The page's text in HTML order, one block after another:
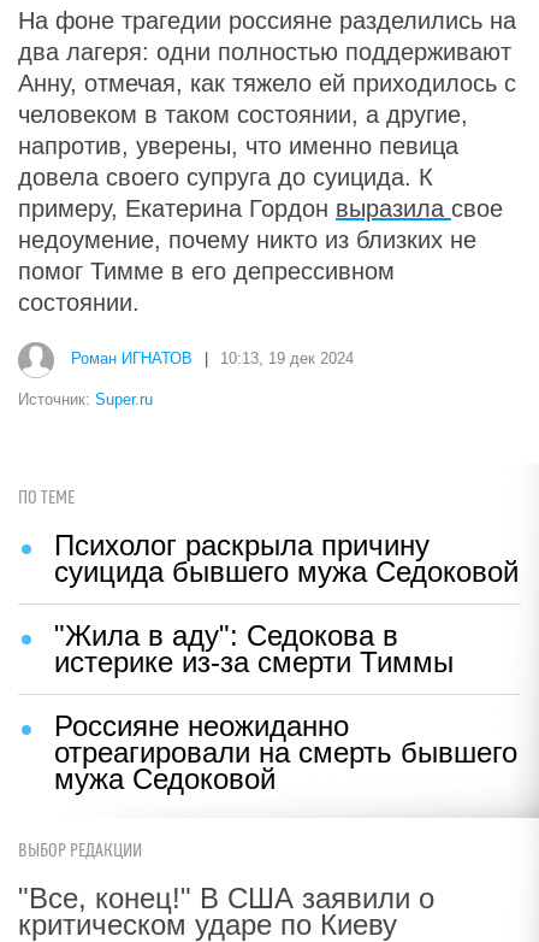
На фоне трагедии россияне разделились на
два лагеря: одни полностью поддерживают
Анну, отмечая, как тяжело ей приходилось с
человеком в таком состоянии, а другие,
напротив, уверены, что именно певица
довела своего супруга до суицида. К
примеру, Екатерина Гордон выразила свое
недоумение, почему никто из близких не
помог Тимме в его депрессивном
состоянии.
Роман ИГНАТОВ 10:13, 19 дек 2024
Источник: Super.ru
ПО ТЕМЕ
Психолог раскрыла причину
суицида бывшего мужа Седоковой
"Жила в аду": Седокова в
истерике из-за смерти Тиммы
Россияне неожиданно
отреагировали на смерть бывшего
мужа Седоковой
ВЫБОР РЕДАКЦИИ
"Все, конец!" В США заявили о
критическом ударе по Киеву